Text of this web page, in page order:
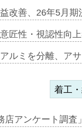
改善、26年5月
匠性・視認性向
ルミを分離、ア
着工
店アンケート調